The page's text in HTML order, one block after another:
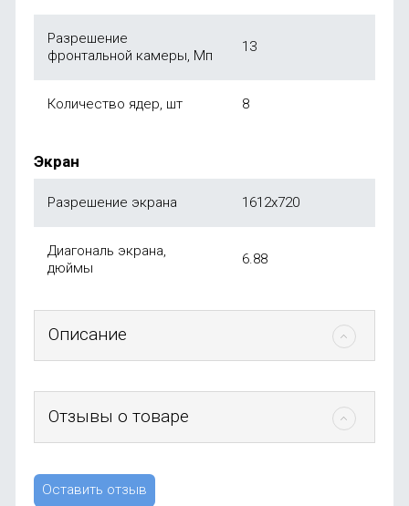
Разрешение
фронтальной камеры, Мп
13
Количество ядер, шт 8
Экран
Разрешение экрана 1612x720
Диагональ экрана,
дюймы
6.88
Описание
Отзывы о товаре
Оставить отзыв